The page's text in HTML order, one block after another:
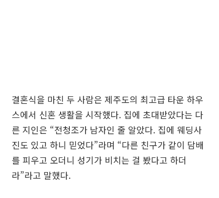
결혼식을 마친 두 사람은 제주도의 최고급 타운 하우
스에서 신혼 생활을 시작했다. 집에 초대받았다는 다
른 지인은 “전청조가 남자인 줄 알았다. 집에 웨딩사
진도 있고 하니 믿었다”라며 “다른 친구가 같이 담배
를 피우고 오더니 성기가 비치는 걸 봤다고 하더
라”라고 말했다.